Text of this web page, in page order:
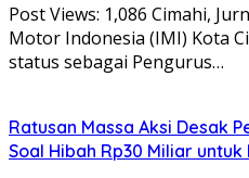
Post Views: 1,086 Cimahi,
Motor Indonesia (IMI) Kota
status sebagai Pengurus…
Ratusan Massa Aksi Desak
Soal Hibah Rp30 Miliar untuk